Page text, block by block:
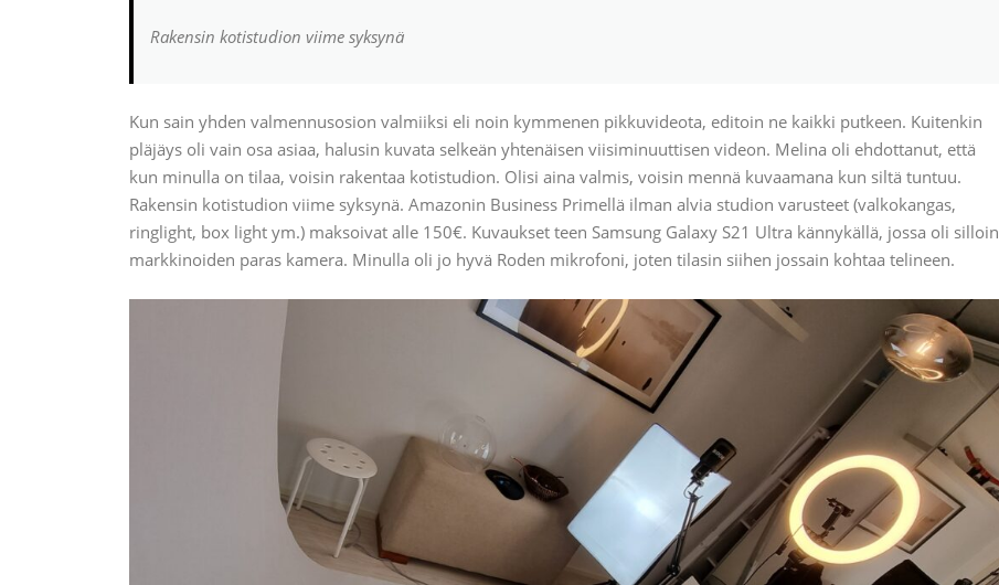
Rakensin kotistudion viime syksynä
Kun sain yhden valmennusosion valmiiksi eli noin kymmenen pikkuvideota, editoin ne kaikki putkeen. Kuitenkin
pläjäys oli vain osa asiaa, halusin kuvata selkeän yhtenäisen viisiminuuttisen videon. Melina oli ehdottanut, että
kun minulla on tilaa, voisin rakentaa kotistudion. Olisi aina valmis, voisin mennä kuvaamana kun siltä tuntuu.
Rakensin kotistudion viime syksynä. Amazonin Business Primellä ilman alvia studion varusteet (valkokangas,
ringlight, box light ym.) maksoivat alle 150€. Kuvaukset teen Samsung Galaxy S21 Ultra kännykällä, jossa oli silloin
markkinoiden paras kamera. Minulla oli jo hyvä Roden mikrofoni, joten tilasin siihen jossain kohtaa telineen.